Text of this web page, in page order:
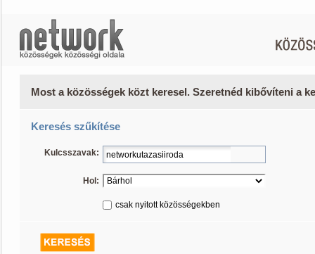
Most a közösségek közt keresel. Szeretnéd kibővíteni a
Keresés szűkítése
Kulcsszavak:
Hol:
csak nyitott közösségekben